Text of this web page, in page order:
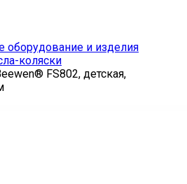
оборудование и изделия
коляски
FS802, детская,